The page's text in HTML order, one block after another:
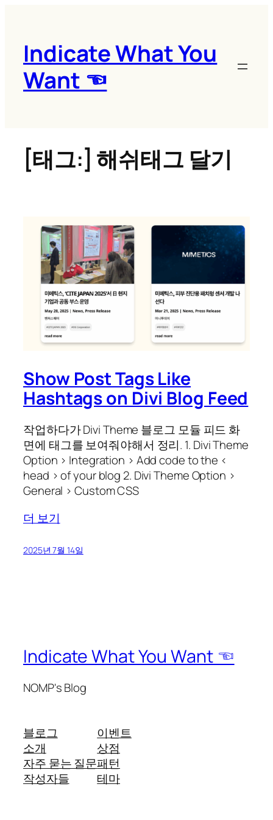
Indicate What You
Want ☜
[태그:] 해쉬태그 달기
Show Post Tags Like
Hashtags on Divi Blog Feed
작업하다가 Divi Theme 블로그 모듈 피드 화
면에 태그를 보여줘야해서 정리. 1. Divi Theme
Option > Integration > Add code to the <
head > of your blog 2. Divi Theme Option >
General > Custom CSS
더 보기
2025년 7월 14일
Indicate What You Want ☜
NOMP's Blog
블로그
소개
자주 묻는 질문
작성자들
이벤트
상점
패턴
테마